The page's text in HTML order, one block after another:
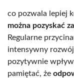
co pozwala lepiej
można pozyskać
Regularne
intensywny
pozytywnie
pamiętać, że